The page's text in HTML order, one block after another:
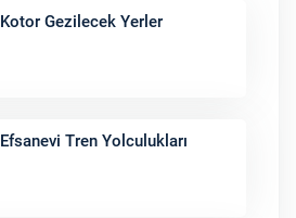
Kotor Gezilecek Yerler
Efsanevi Tren Yolculukları